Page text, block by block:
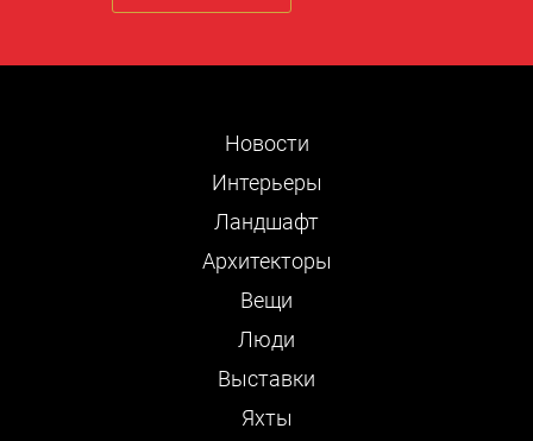
Новости
Интерьеры
Ландшафт
Архитекторы
Вещи
Люди
Выставки
Яхты